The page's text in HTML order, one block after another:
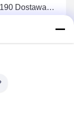
Dostawa
hydraulicznego
HM350-2
najlepszą cenę